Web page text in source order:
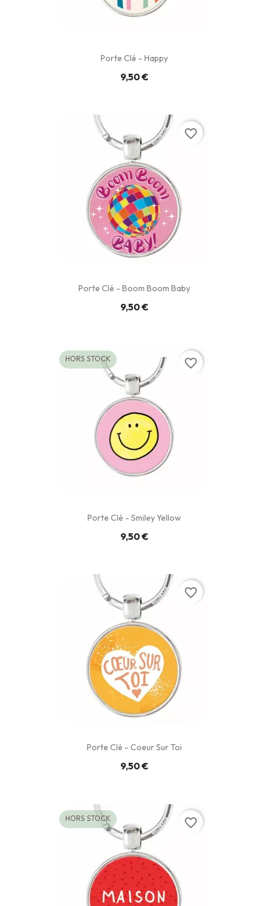
Porte Clé - Happy
9,50 €
Porte Clé - Boom Boom Baby
9,50 €
favorite_border
Porte Clé - Smiley Yellow
9,50 €
HORS STOCK favorite_border
Porte Clé - Coeur Sur Toi
9,50 €
favorite_border
HORS STOCK favorite_border